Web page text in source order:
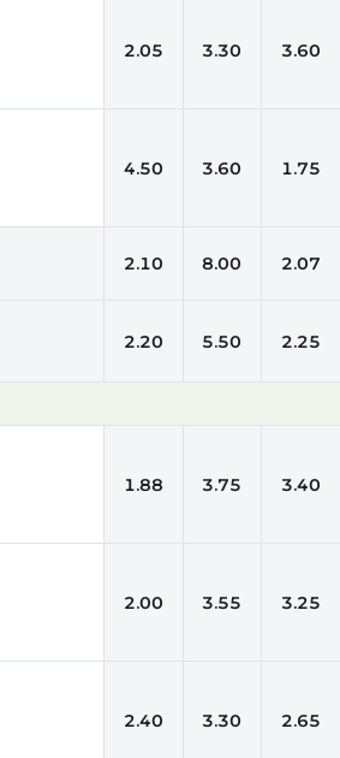
2.05 3.30 3.60
4.50 3.60 1.75
2.10 8.00 2.07
2.20 5.50 2.25
1.88 3.75 3.40
2.00 3.55 3.25
2.40 3.30 2.65